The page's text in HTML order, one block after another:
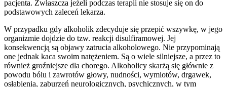
pacjenta. Zwłaszcza jeżeli podczas terapii nie stosuje się on do
podstawowych zaleceń lekarza.
W przypadku gdy alkoholik zdecyduje się przepić wszywkę, w jego
organizmie dojdzie do tzw. reakcji disulfiramowej. Jej
konsekwencją są objawy zatrucia alkoholowego. Nie przypominają
one jednak kaca swoim natężeniem. Są o wiele silniejsze, a przez to
również groźniejsze dla chorego. Alkoholicy skarżą się głównie z
powodu bólu i zawrotów głowy, nudności, wymiotów, drgawek,
osłabienia, zaburzeń neurologicznych, psychicznych, w tym